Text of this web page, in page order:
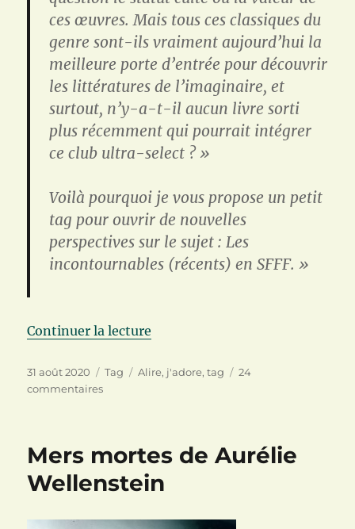
ces œuvres. Mais tous ces classiques du
genre sont-ils vraiment aujourd’hui la
meilleure porte d’entrée pour découvrir
les littératures de l’imaginaire, et
surtout, n’y-a-t-il aucun livre sorti
plus récemment qui pourrait intégrer
ce club ultra-select ? »
Voilà pourquoi je vous propose un petit
tag pour ouvrir de nouvelles
perspectives sur le sujet :Les
incontournables (récents) en SFFF. »
Continuer la lecture
Publié
le
31 août 2020 Catégories
Tag Étiquettes
Alire, j'adore,tag
24
commentairessur
(récents)
SFFF
Mers mortes de Aurélie
Wellenstein